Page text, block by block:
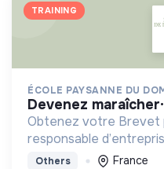
TRAINING
ÉCOLE PAYSANNE DU
devenez
Obtenez votre Brevet
responsable
d'une ferme en
Others France